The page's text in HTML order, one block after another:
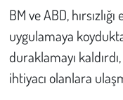
BM ve ABD,
uygulamaya
duraklamayı
ihtiyacı olanlara